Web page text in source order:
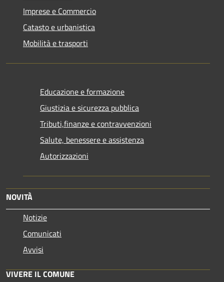
Imprese e Commercio
Catasto e urbanistica
Mobilità e trasporti
Educazione e formazione
Giustizia e sicurezza pubblica
Tributi,finanze e contravvenzioni
Salute, benessere e assistenza
Autorizzazioni
NOVITÀ
Notizie
Comunicati
Avvisi
VIVERE IL COMUNE